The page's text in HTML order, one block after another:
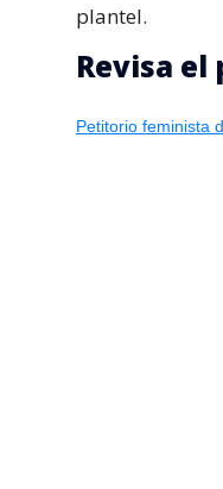
plantel.
Revisa
Petitorio feminista